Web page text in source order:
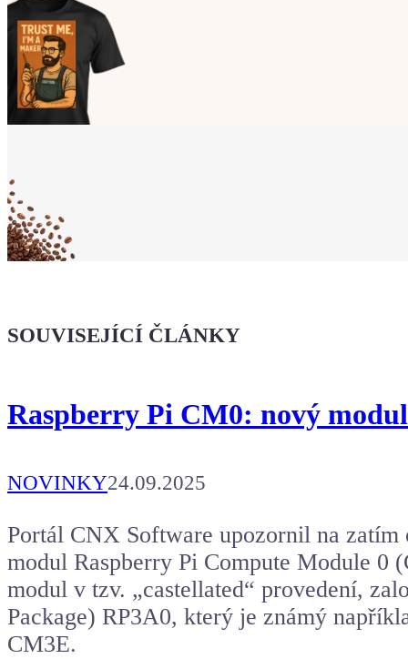
že jsi Maker!
Koupit tričko
SOUVISEJÍCÍ ČLÁNKY
Raspberry Pi CM0: nový
NOVINKY24.09.2025
Portál CNX Software upozornil na zatím
modul Raspberry Pi Compute Module 0
modul v tzv. „castellated“ provedení,
Package) RP3A0, který je známý
CM3E.